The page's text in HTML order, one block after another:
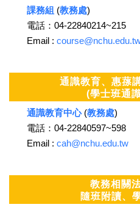
課務組 (教務處)
電話：04-22840214~215
Email :
通識教育、惠蓀
(學士班通
通識教育中心(教務處)
電話：04-22840597~598
Email : cah@nchu.edu.tw
教務相關
隨班附讀、